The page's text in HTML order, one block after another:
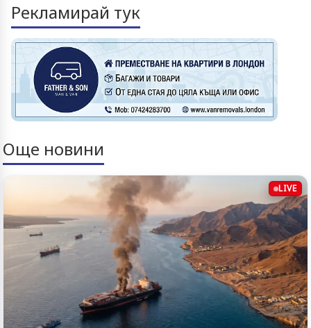
Рекламирай тук
Още новини
LIVE